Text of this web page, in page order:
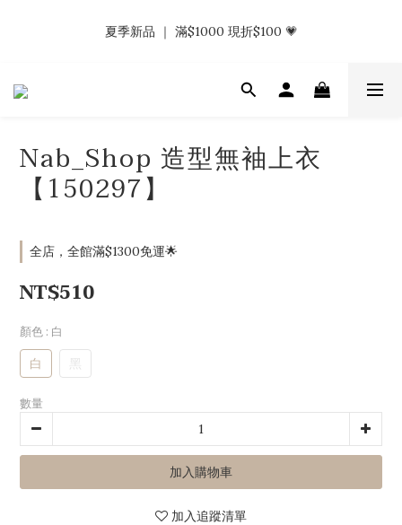
金.ᐟ.ᐟ
夏季新品 ｜ 滿$1000 現折$100 💗
𝗡𝗮𝗯_𝗚𝗶𝗿𝗹𝘀大量募集中｜於社群分享標記回傳 找小編領取購物
Nab_Shop 造型無袖上衣
【150297】
全店，全館滿$1300免運🌟
NT$510
顏色 : 白
白 黑
數量
加入購物車
加入追蹤清單